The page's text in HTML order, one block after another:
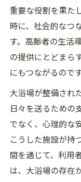
重要な役割を果た
時に、社会的なつ
す。高齢者の生活
の提供にとどまら
にもつながるのです
大浴場が整備され
日々を送るための
でなく、心理的な
こうした施設が持
間を通じて、利用
は、大浴場の存在